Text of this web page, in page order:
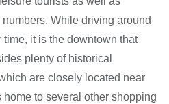
While driving around
it is the downtown that
plenty of historical
are closely located near
to several other shopping